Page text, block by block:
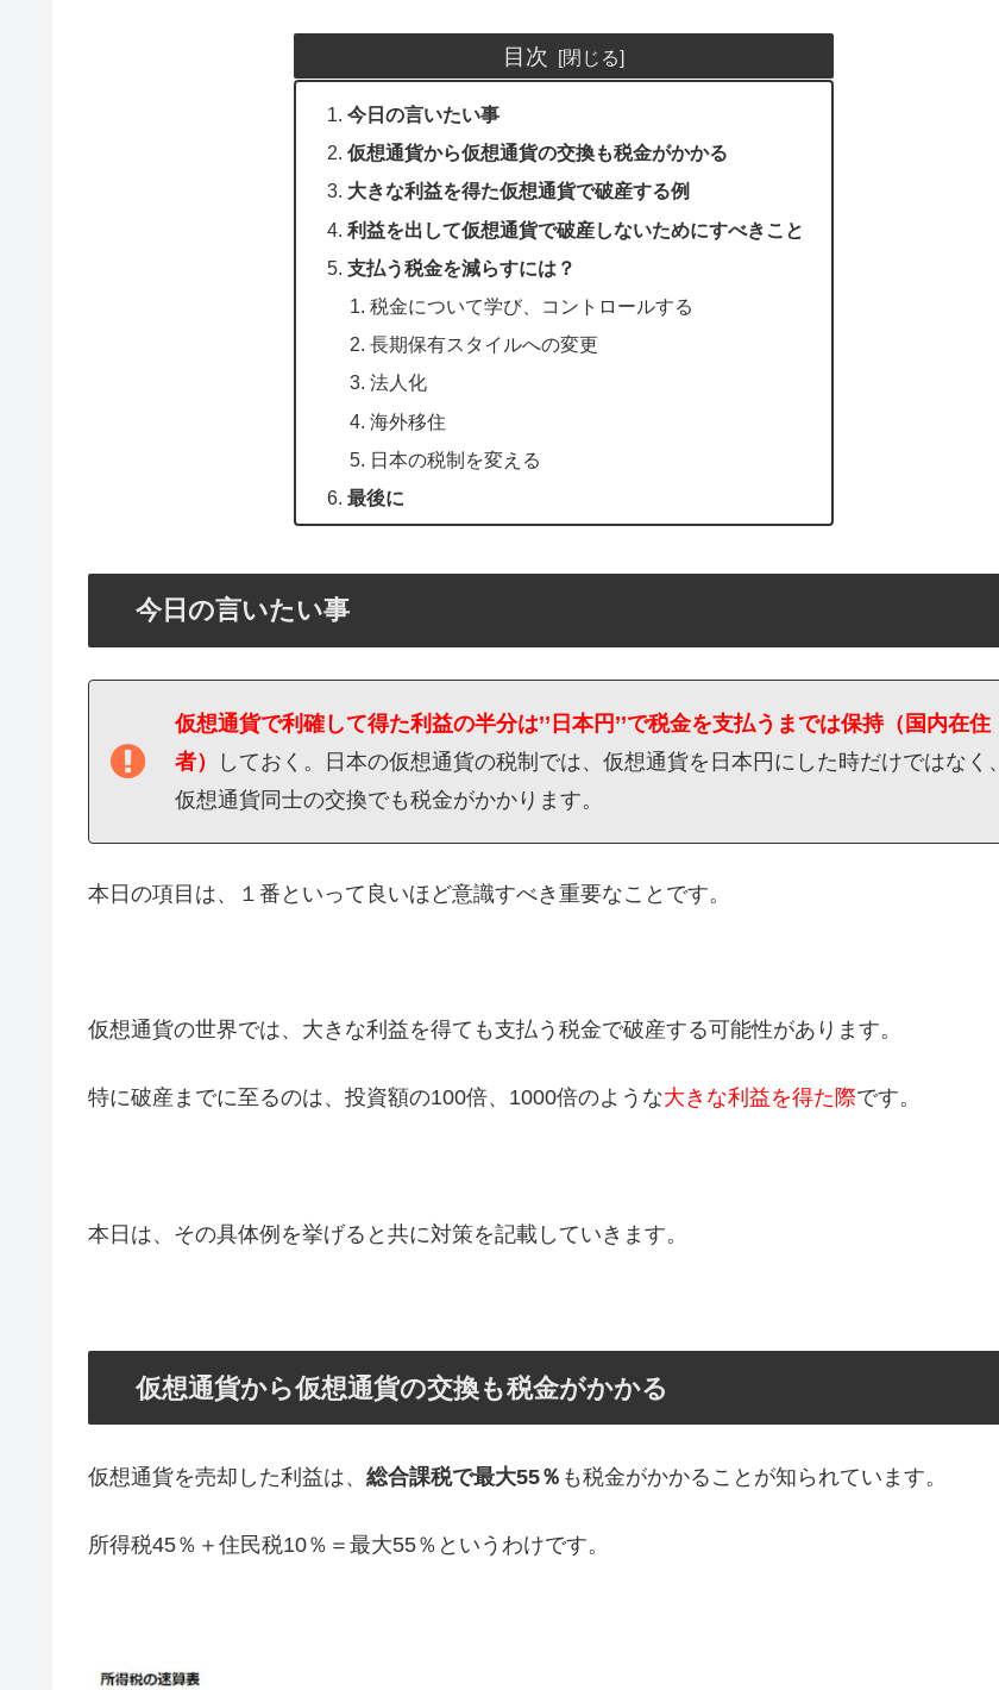
目次
今日の言いたい事
仮想通貨から仮想通貨の交換も税金がかかる
大きな利益を得た仮想通貨で破産する例
利益を出して仮想通貨で破産しないためにすべきこと
支払う税金を減らすには？
税金について学び、コントロールする
長期保有スタイルへの変更
法人化
海外移住
日本の税制を変える
最後に
今日の言いたい事
仮想通貨で利確して得た利益の半分は’’日本円’’で税金を支払うまでは保持（国内在住
者）
しておく。日本の仮想通貨の税制では、仮想通貨を日本円にした時だけではなく、
仮想通貨同士の交換でも税金がかかります。
本日の項目は、１番といって良いほど意識すべき重要なことです。
仮想通貨の世界では、大きな利益を得ても支払う税金で破産する可能性があります。
特に破産までに至るのは、投資額の100倍、1000倍のような大きな利益を得た際です。
本日は、その具体例を挙げると共に対策を記載していきます。
仮想通貨から仮想通貨の交換も税金がかかる
仮想通貨を売却した利益は、 総合課税で最大55％ も税金がかかることが知られています。
所得税45％＋住民税10％＝最大55％というわけです。